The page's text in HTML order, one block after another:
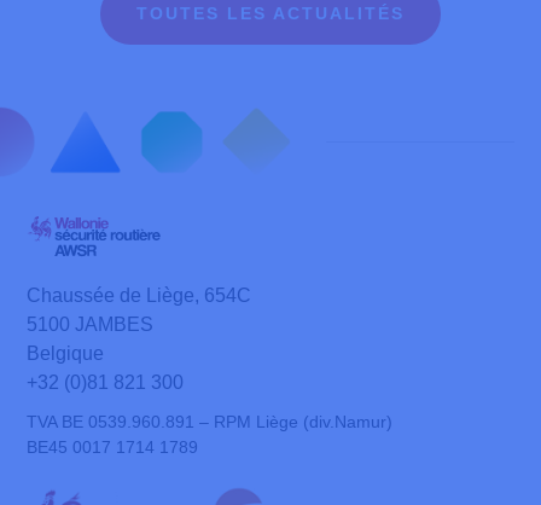
TOUTES LES ACTUALITÉS
Chaussée de Liège, 654C
5100 JAMBES
Belgique
+32 (0)81 821 300
TVA BE 0539.960.891 – RPM Liège (div.Namur)
BE45 0017 1714 1789